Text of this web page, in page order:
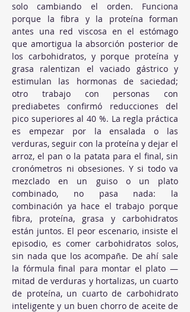
solo cambiando el orden. Funciona
porque la fibra y la proteína forman
antes una red viscosa en el estómago
que amortigua la absorción posterior de
los carbohidratos, y porque proteína y
grasa ralentizan el vaciado gástrico y
estimulan las hormonas de saciedad;
otro trabajo con personas con
prediabetes confirmó reducciones del
pico superiores al 40 %. La regla práctica
es empezar por la ensalada o las
verduras, seguir con la proteína y dejar el
arroz, el pan o la patata para el final, sin
cronómetros ni obsesiones. Y si todo va
mezclado en un guiso o un plato
combinado, no pasa nada: la
combinación ya hace el trabajo porque
fibra, proteína, grasa y carbohidratos
están juntos. El peor escenario, insiste el
episodio, es comer carbohidratos solos,
sin nada que los acompañe. De ahí sale
la fórmula final para montar el plato —
mitad de verduras y hortalizas, un cuarto
de proteína, un cuarto de carbohidrato
inteligente y un buen chorro de aceite de